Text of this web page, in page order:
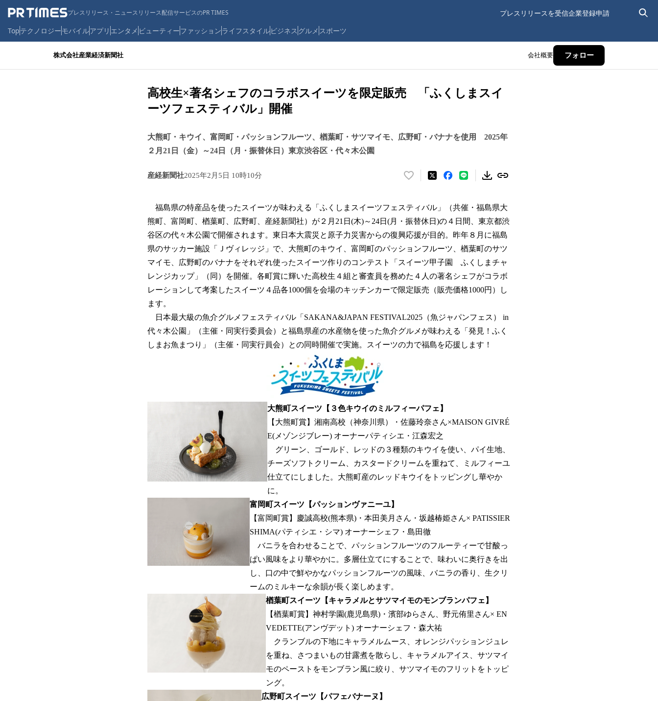
プレスリリース・ニュースリリース配信サービスのPR TIMES プレスリリースを受信企業登録申請
Topテクノロジーモバイルアプリ エンタメ ビューティーファッションライフスタイルビジネス グルメ スポーツ
株式会社産業経済新聞社 会社概要 フォロー
高校生×著名シェフのコラボスイーツを限定販売 「ふくしまスイ
ーツフェスティバル」開催
大熊町・キウイ、富岡町・パッションフルーツ、楢葉町・サツマイモ、広野町・バナナを使用 2025年
２月21日（金）～24日（月・振替休日）東京渋谷区・代々木公園
産経新聞社2025年2月5日 10時10分
い
！
数
を
読
み
込
み
で
福島県の特産品を使ったスイーツが味わえる「ふくしまスイーツフェスティバル」（共催・福島県大
熊町、富岡町、楢葉町、広野町、産経新聞社）が２月21日(木)～24日(月・振替休日)の４日間、東京都渋
谷区の代々木公園で開催されます。東日本大震災と原子力災害からの復興応援が目的。昨年８月に福島
県のサッカー施設「Ｊヴィレッジ」で、大熊町のキウイ、富岡町のパッションフルーツ、楢葉町のサツ
マイモ、広野町のバナナをそれぞれ使ったスイーツ作りのコンテスト「スイーツ甲子園 ふくしまチャ
レンジカップ」（同）を開催。各町賞に輝いた高校生４組と審査員を務めた４人の著名シェフがコラボ
レーションして考案したスイーツ４品各1000個を会場のキッチンカーで限定販売（販売価格1000円）し
ます。
日本最大級の魚介グルメフェスティバル「SAKANA&JAPAN FESTIVAL2025（魚ジャパンフェス） in
代々木公園」（主催・同実行委員会）と福島県産の水産物を使った魚介グルメが味わえる「発見！ふく
しまお魚まつり」（主催・同実行員会）との同時開催で実施。スイーツの力で福島を応援します！
大熊町スイーツ【３色キウイのミルフィーパフェ】
【大熊町賞】湘南高校（神奈川県）・佐藤玲奈さん×MAISON GIVRÉ
E(メゾンジブレー) オーナーパティシエ・江森宏之
グリーン、ゴールド、レッドの３種類のキウイを使い、パイ生地、
チーズソフトクリーム、カスタードクリームを重ねて、ミルフィーユ
仕立てにしました。大熊町産のレッドキウイをトッピングし華やか
に。
富岡町スイーツ【パッションヴァニーユ】
【富岡町賞】慶誠高校(熊本県)・本田美月さん・坂越椿姫さん× PATISSIER
SHIMA(パティシエ・シマ) オーナーシェフ・島田徹
バニラを合わせることで、パッションフルーツのフルーティーで甘酸っ
ぱい風味をより華やかに。多層仕立てにすることで、味わいに奥行きを出
し、口の中で鮮やかなパッションフルーツの風味、バニラの香り、生クリ
ームのミルキーな余韻が長く楽しめます。
楢葉町スイーツ【キャラメルとサツマイモのモンブランパフェ】
【楢葉町賞】神村学園(鹿児島県)・濱部ゆらさん、野元侑里さん× EN
VEDETTE(アンヴデット) オーナーシェフ・森大祐
クランブルの下地にキャラメルムース、オレンジパッションジュレ
を重ね、さつまいもの甘露煮を散らし、キャラメルアイス、サツマイ
モのペーストをモンブラン風に絞り、サツマイモのフリットをトッピ
ング。
広野町スイーツ【パフェバナーヌ】